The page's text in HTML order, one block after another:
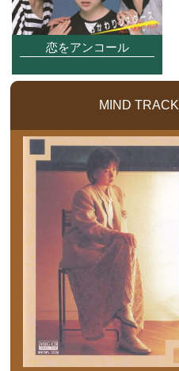
恋をアンコール
MIND TRACK